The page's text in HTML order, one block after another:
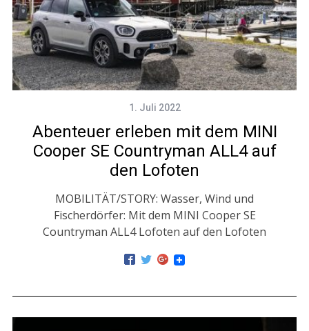
1. Juli 2022
Abenteuer erleben mit dem MINI
Cooper SE Countryman ALL4 auf
den Lofoten
MOBILITÄT/STORY: Wasser, Wind und
Fischerdörfer: Mit dem MINI Cooper SE
Countryman ALL4 Lofoten auf den Lofoten